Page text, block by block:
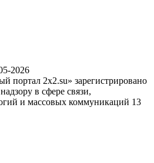
2026
портал 2x2.su» зарегистрировано
в сфере связи,
и массовых коммуникаций 13